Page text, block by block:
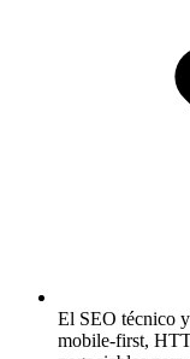
El SEO técnico
mobile-first,